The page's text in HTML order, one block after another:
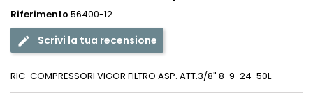
Riferimento 56400-12
Scrivi la tua recensione
RIC-COMPRESSORI VIGOR FILTRO ASP. ATT.3/8" 8-9-24-50L